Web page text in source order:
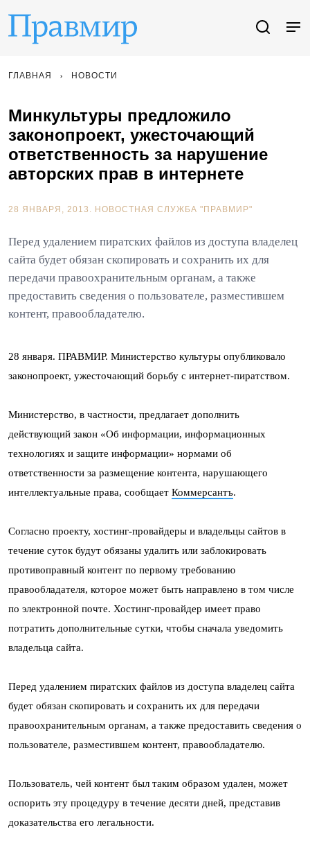
ГЛАВНАЯ НОВОСТИ
Минкультуры предложило
законопроект, ужесточающий
ответственность за нарушение
авторских прав в интернете
28 ЯНВАРЯ, 2013. НОВОСТНАЯ СЛУЖБА "ПРАВМИР"
Перед удалением пиратских файлов из доступа владелец
сайта будет обязан скопировать и сохранить их для
передачи правоохранительным органам, а также
предоставить сведения о пользователе, разместившем
контент, правообладателю.
28 января. ПРАВМИР. Министерство культуры опубликовало
законопроект, ужесточающий борьбу с интернет-пиратством.
Министерство, в частности, предлагает дополнить
действующий закон «Об информации, информационных
технологиях и защите информации» нормами об
ответственности за размещение контента, нарушающего
интеллектуальные права, сообщает Коммерсантъ.
Согласно проекту, хостинг-провайдеры и владельцы сайтов в
течение суток будут обязаны удалить или заблокировать
противоправный контент по первому требованию
правообладателя, которое может быть направлено в том числе
по электронной почте. Хостинг-провайдер имеет право
потратить дополнительные сутки, чтобы сначала уведомить
владельца сайта.
Перед удалением пиратских файлов из доступа владелец сайта
будет обязан скопировать и сохранить их для передачи
правоохранительным органам, а также предоставить сведения о
пользователе, разместившем контент, правообладателю.
Пользователь, чей контент был таким образом удален, может
оспорить эту процедуру в течение десяти дней, представив
доказательства его легальности.